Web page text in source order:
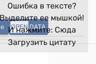
OPEN DATA
Ошибка в тексте?
Выделите ее мышкой!
И нажмите: Сюда
Загрузить цитату